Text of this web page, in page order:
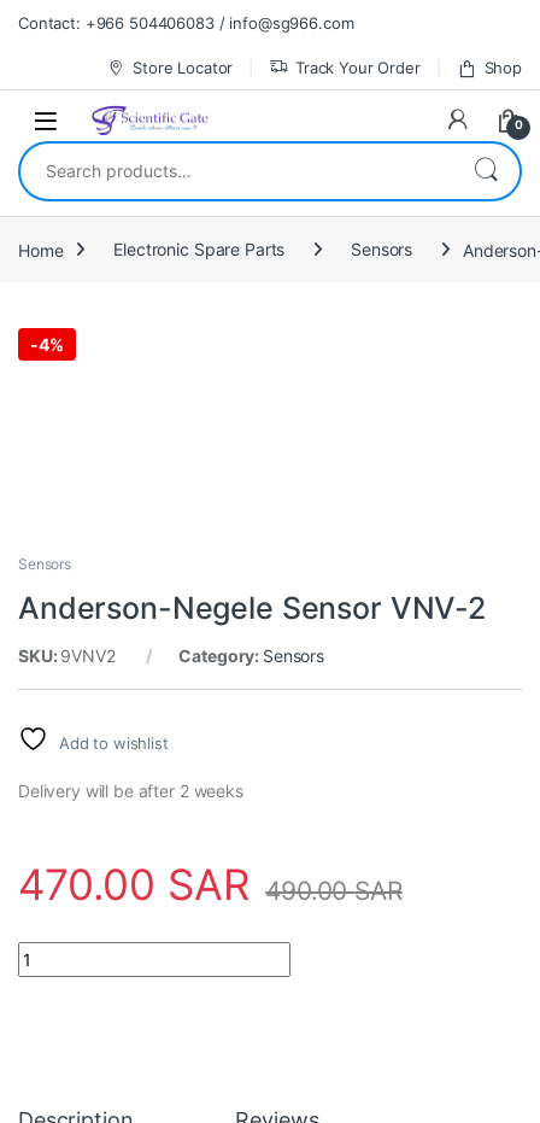
Skip to navigation
Skip to content
Contact: +966 504406083 / info@sg966.com
Store Locator Track Your Order Shop
0
Search for:
Home Electronic Spare Parts Sensors
-4%
Sensors
Anderson-Negele Sensor VNV-2
SKU: 9VNV2 Category: Sensors
Add to wishlist
Delivery will be after 2 weeks
470.00 SAR 490.00SAR
Anderson-Negele Sensor VNV-2 quantity